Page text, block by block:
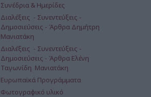
Συνέδρια & Ημερίδες
Διαλέξεις - Συνεντεύξεις -
Δημοσιεύσεις - Άρθρα Δημήτρη
Μανιατάκη
Διαλέξεις - Συνεντεύξεις -
Δημοσιεύσεις - Άρθρα Ελένη
Ταγωνίδη Μανιατάκη
Ευρωπαϊκά Προγράμματα
Φωτογραφικό υλικό